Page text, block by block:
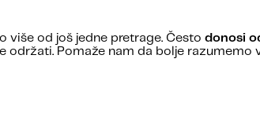
više od još jedne pretrage. Često donosi
održati. Pomaže nam da bolje